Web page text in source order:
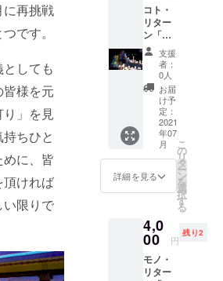
に再挑戦
です。
しても
皆様を元
」を見
ちひと
に、皆
ければ
限りで
たキャ
ンドル
写真を
２０２
１年７
月末ま
でにお
送りし
ます！
＜お願
い＞ ①
５月５
日もし
月６日
に現地
を記載
したお
知らせ
をお送
りいた
※１：こ
の支援
には当
日入場
のリ
ターン
は含ん
でおり
ませ
ん。 ※
２：
データ
提出は
転送
サービ
を利用
しま
す。
Google
した！
イベン
ト実施
日に１
８：３
０〜１
９：１
０の時
間帯の
どこか
で行い
ます。
１０組
（１組
で）】
１．ラ
イブエ
リアの
点灯
石って
感じの
キャン
ドルが
できて
しまい
まし
た！
製作は
イベン
ト当日
にキャ
ンドル
を灯し
Candle
sさんで
ベント
後に製
と一緒
に活動
してい
ただい
ている
「Kam
e
Candle
」さん
が製作
するデ
ザイン
キャン
ドル
リター
ン。カ
ラフル
なデザ
インの
コト・
リター
ン「カ
メラマ
ンに
キャン
ドルス
ケープ
を背景
にした
記念写
真を撮
影して
もらお
う！」
ポート
が得意
なカメ
ラマン
（アマ
チュ
支援
者：
0人
お届
け予
定：
2021
年07
月
詳細を見る
こ
の
リ
タ
ー
ン
を
選
択
す
る
4,0
00 円
残り2
モノ・
リター